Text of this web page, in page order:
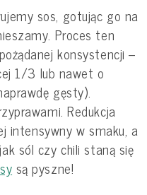
sos, gotując go na
Proces ten
konsystencji –
1/3 lub nawet o
gęsty).
Redukcja
intensywny w smaku, a
sól czy chili staną się
są pyszne!